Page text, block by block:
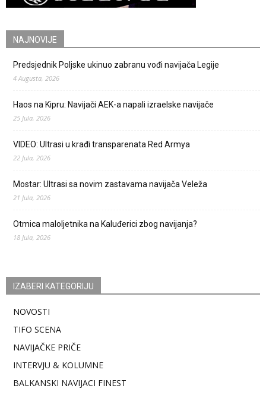
NAJNOVIJE
Predsjednik Poljske ukinuo zabranu vođi navijača Legije
4 Augusta, 2026
Haos na Kipru: Navijači AEK-a napali izraelske navijače
25 Jula, 2026
VIDEO: Ultrasi u krađi transparenata Red Armya
22 Jula, 2026
Mostar: Ultrasi sa novim zastavama navijača Veleža
21 Jula, 2026
Otmica maloljetnika na Kaluđerici zbog navijanja?
18 Jula, 2026
IZABERI KATEGORIJU
NOVOSTI
TIFO SCENA
NAVIJAČKE PRIČE
INTERVJU & KOLUMNE
BALKANSKI NAVIJACI FINEST